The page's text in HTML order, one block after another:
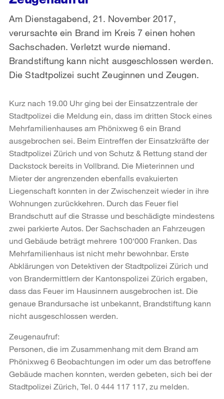
Am Dienstagabend, 21. November 2017,
verursachte ein Brand im Kreis 7 einen hohen
Sachschaden. Verletzt wurde niemand.
Brandstiftung kann nicht ausgeschlossen werden.
Die Stadtpolizei sucht Zeuginnen und Zeugen.
Kurz nach 19.00 Uhr ging bei der Einsatzzentrale der
Stadtpolizei die Meldung ein, dass im dritten Stock eines
Mehrfamilienhauses am Phönixweg 6 ein Brand
ausgebrochen sei. Beim Eintreffen der Einsatzkräfte der
Stadtpolizei Zürich und von Schutz & Rettung stand der
Dackstock bereits in Vollbrand. Die Mieterinnen und
Mieter der angrenzenden ebenfalls evakuierten
Liegenschaft konnten in der Zwischenzeit wieder in ihre
Wohnungen zurückkehren. Durch das Feuer fiel
Brandschutt auf die Strasse und beschädigte mindestens
zwei parkierte Autos. Der Sachschaden an Fahrzeugen
und Gebäude beträgt mehrere 100‘000 Franken. Das
Mehrfamilienhaus ist nicht mehr bewohnbar. Erste
Abklärungen von Detektiven der Stadtpolizei Zürich und
von Brandermittlern der Kantonspolizei Zürich ergaben,
dass das Feuer im Hausinnern ausgebrochen ist. Die
genaue Brandursache ist unbekannt, Brandstiftung kann
nicht ausgeschlossen werden.
Zeugenaufruf:
Personen, die im Zusammenhang mit dem Brand am
Phönixweg 6 Beobachtungen im oder um das betroffene
Gebäude machen konnten, werden gebeten, sich bei der
Stadtpolizei Zürich, Tel. 0 444 117 117, zu melden.